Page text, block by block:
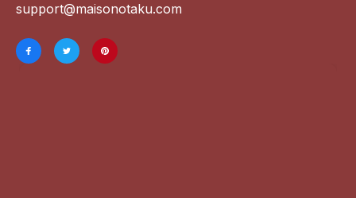
support@maisonotaku.com